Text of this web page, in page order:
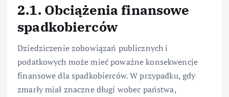
2.1. Obciążenia finansowe
spadkobierców
Dziedziczenie zobowiązań publicznych i
podatkowych może mieć poważne konsekwencje
finansowe dla spadkobierców. W przypadku, gdy
zmarły miał znaczne długi wobec państwa,